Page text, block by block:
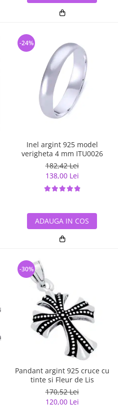
Inel argint 925 model
verigheta 4 mm ITU0026
182,42 Lei
138,00 Lei
-24%
ADAUGA IN COS
Pandant argint 925 cruce cu
tinte si Fleur de Lis
170,52 Lei
120,00 Lei
-30%